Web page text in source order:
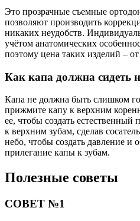
Это прозрачные съемные
позволяют производить
никаких неудобств.
учётом анатомических
поэтому цена таких изделий –
Как капа должна сидеть
Капа не должна быть слишком
прижмите капу к верхним
ее, чтобы создать естественный
к верхним зубам, сделав
небо, чтобы создать давление и
прилегание капы к зубам.
Полезные советы
СОВЕТ №1